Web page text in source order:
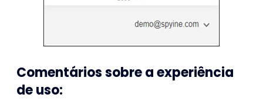
Comentários sobre a experiência
de uso: